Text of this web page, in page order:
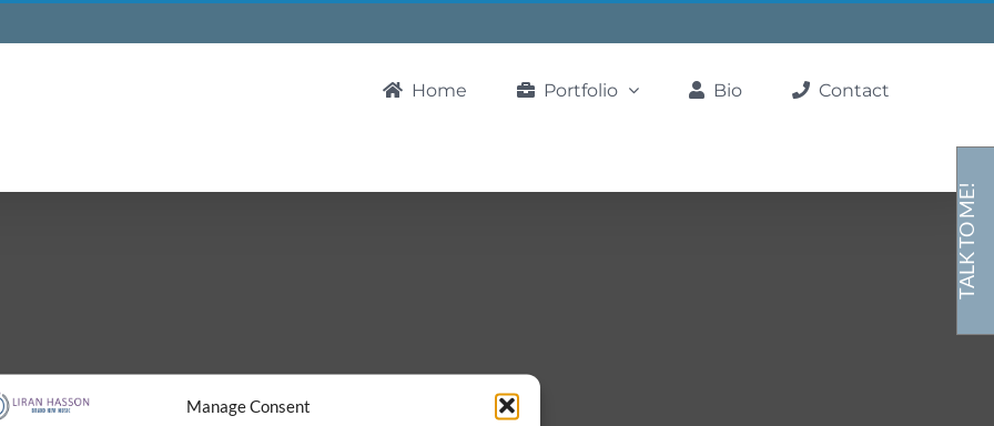
Manage Consent
Home Portfolio Bio Contact
TALK TO ME!